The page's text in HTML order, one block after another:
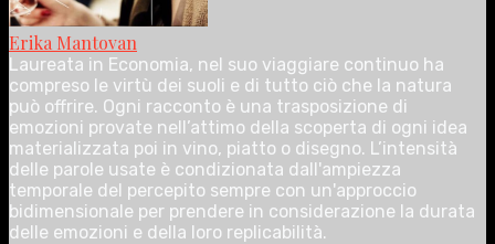
Erika Mantovan
Laureata in Economia, nel suo viaggiare continuo ha
compreso le virtù dei suoli e di tutto ciò che la natura
può offrire. Ogni racconto è una trasposizione di
emozioni provate nell’attimo della scoperta di ogni idea
materializzata poi in vino, piatto o disegno. L’intensità
delle parole usate è condizionata dall'ampiezza
temporale del percepito sempre con un'approccio
bidimensionale per prendere in considerazione la durata
delle emozioni e della loro replicabilità.